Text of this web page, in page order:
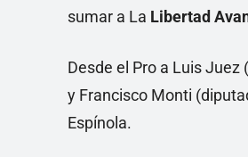
sumar a La Libertad
Desde el Pro a Luis
y Francisco Monti
Espínola.